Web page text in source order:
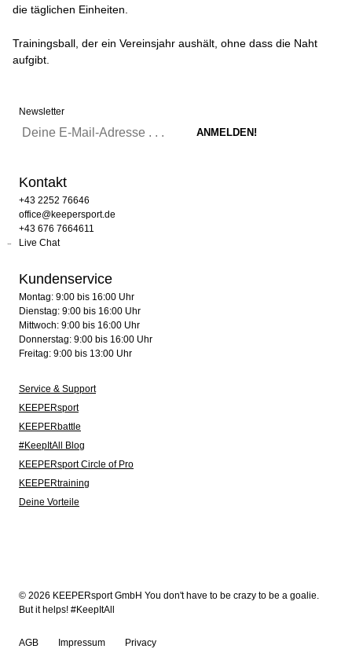
die täglichen Einheiten.
Trainingsball, der ein Vereinsjahr aushält, ohne dass die Naht
aufgibt.
Newsletter
Kontakt
+43 2252 76646
office@keepersport.de
+43 676 7664611
Live Chat
Kundenservice
Montag: 9:00 bis 16:00 Uhr
Dienstag: 9:00 bis 16:00 Uhr
Mittwoch: 9:00 bis 16:00 Uhr
Donnerstag: 9:00 bis 16:00 Uhr
Freitag: 9:00 bis 13:00 Uhr
Service & Support
KEEPERsport
KEEPERbattle
#KeepItAll Blog
KEEPERsport Circle of Pro
KEEPERtraining
Deine Vorteile
© 2026 KEEPERsport GmbH You don't have to be crazy to be a goalie.
But it helps! #KeepItAll
AGB Impressum Privacy